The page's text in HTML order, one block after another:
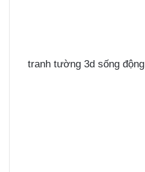
tranh tường 3d sống động